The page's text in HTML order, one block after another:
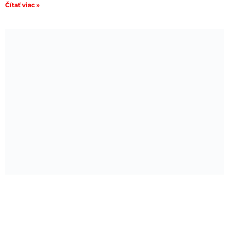
Čítať viac »